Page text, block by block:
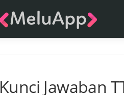
Kunci Jawaban